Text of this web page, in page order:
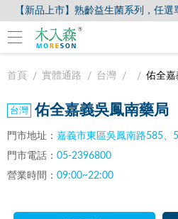
【新品上市】熟齡益生菌系列，任
首頁 實體通路 台灣 佑全嘉
佑全嘉義吳鳳南藥局
門市地址： 嘉義市東區吳鳳南路585、
門市電話： 05-2396800
營業時間： 09:00~22:00